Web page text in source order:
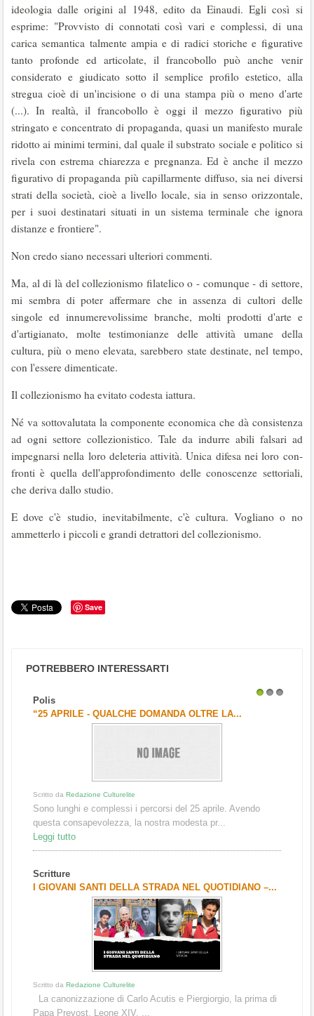
ideologia dalle origini al 1948, edito da Einaudi. Egli così si
esprime: "Provvisto di connotati così vari e complessi, di una
carica semantica talmente ampia e di radici storiche e figurative
tanto profonde ed articolate, il franco­bollo può anche venir
considerato e giudicato sotto il semplice profilo estetico, alla
stregua cioè di un'incisione o di una stampa più o meno d'arte
(...). In realtà, il francobollo è oggi il mezzo figura­tivo più
stringato e concentrato di propagan­da, quasi un manifesto murale
ridotto ai minimi termini, dal quale il substrato sociale e politico si
rivela con estrema chiarezza e pre­gnanza. Ed è anche il mezzo
figurativo di propa­ganda più capillarmente diffuso, sia nei diversi
strati della società, cioè a livello locale, sia in senso orizzontale,
per i suoi destinatari situati in un sistema terminale che ignora
distanze e fron­tiere".
Non credo siano necessari ulteriori commenti.
Ma, al di là del collezionismo filatelico o - comunque - di settore,
mi sembra di poter affer­mare che in assenza di cultori delle
singole ed innumerevolissime branche, molti prodotti d'arte e
d'artigianato, molte testimonianze delle attività umane della
cultura, più o meno elevata, sarebbe­ro state destinate, nel tempo,
con l'essere dimenti­cate.
Il collezionismo ha evitato codesta iattura.
Né va sottovalutata la componente economica che dà consistenza
ad ogni settore collezionistico. Tale da indurre abili falsari ad
impegnarsi nella loro deleteria attività. Unica difesa nei loro con­
fronti è quella dell'approfondimento delle cono­scenze settoriali,
che deriva dallo studio.
E dove c'è studio, inevitabilmente, c'è cultura. Vogliano o no
ammetterlo i piccoli e grandi detrattori del collezionismo.
Save
POTREBBERO INTERESSARTI
Polis
“25 APRILE - QUALCHE DOMANDA OLTRE LA...
Scritto da Redazione Culturelite
Sono lunghi e complessi i percorsi del 25 aprile. Avendo
questa consapevolezza, la nostra modesta pr...
Leggi tutto
Scritture
I GIOVANI SANTI DELLA STRADA NEL QUOTIDIANO –...
Scritto da Redazione Culturelite
La canonizzazione di Carlo Acutis e Piergiorgio, la prima di
Papa Prevost, Leone XIV, ...